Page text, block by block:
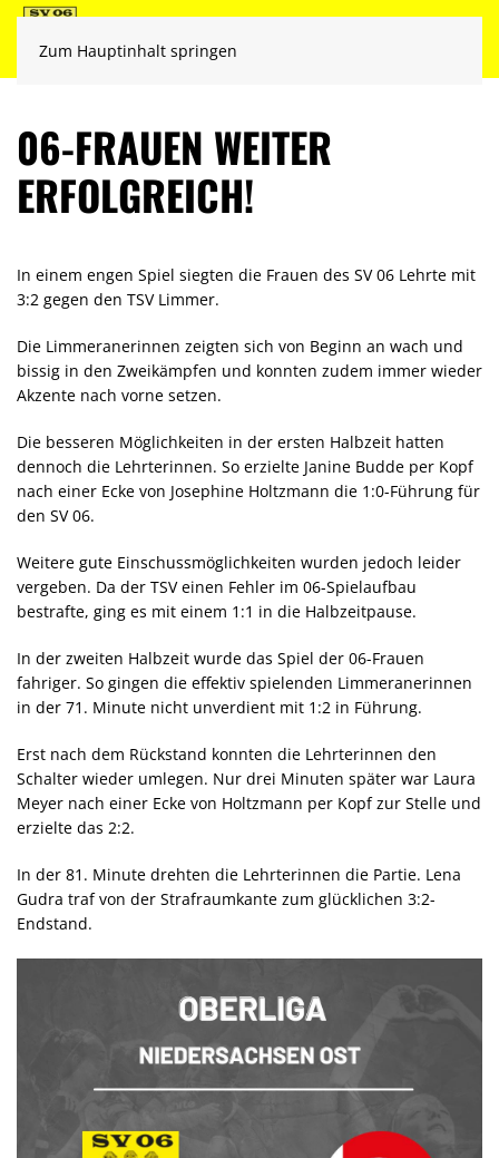
Zum Hauptinhalt springen
06-FRAUEN WEITER
ERFOLGREICH!
In einem engen Spiel siegten die Frauen des SV 06 Lehrte mit
3:2 gegen den TSV Limmer.
Die Limmeranerinnen zeigten sich von Beginn an wach und
bissig in den Zweikämpfen und konnten zudem immer wieder
Akzente nach vorne setzen.
Die besseren Möglichkeiten in der ersten Halbzeit hatten
dennoch die Lehrterinnen. So erzielte Janine Budde per Kopf
nach einer Ecke von Josephine Holtzmann die 1:0-Führung für
den SV 06.
Weitere gute Einschussmöglichkeiten wurden jedoch leider
vergeben. Da der TSV einen Fehler im 06-Spielaufbau
bestrafte, ging es mit einem 1:1 in die Halbzeitpause.
In der zweiten Halbzeit wurde das Spiel der 06-Frauen
fahriger. So gingen die effektiv spielenden Limmeranerinnen
in der 71. Minute nicht unverdient mit 1:2 in Führung.
Erst nach dem Rückstand konnten die Lehrterinnen den
Schalter wieder umlegen. Nur drei Minuten später war Laura
Meyer nach einer Ecke von Holtzmann per Kopf zur Stelle und
erzielte das 2:2.
In der 81. Minute drehten die Lehrterinnen die Partie. Lena
Gudra traf von der Strafraumkante zum glücklichen 3:2-
Endstand.